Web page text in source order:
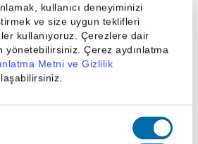
kullanıcı deneyiminizi
ve size uygun teklifleri
kullanıyoruz. Çerezlere dair
yönetebilirsiniz. Çerez aydınlatma
Metni ve Gizlilik
TAB Gıda'nın yayılma
HSR operatörü olarak TAB
artırmasını sağlayabilir.
Şirket Performansı ve